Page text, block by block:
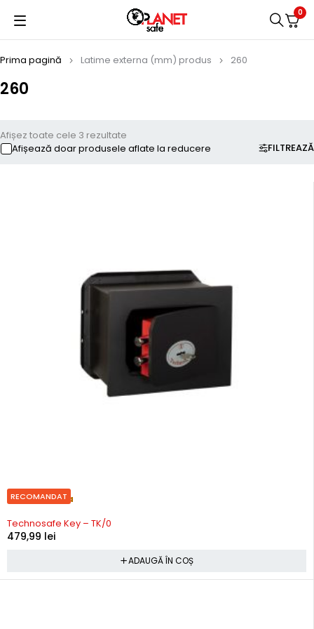
0
260
Prima pagină Latime externa (mm) produs 260
FILTREAZĂ
Afișez toate cele 3 rezultate
Afișează doar produsele aflate la reducere
RECOMANDAT
Precomanda
Technosafe Key – TK/0
479,99 lei
ADAUGĂ ÎN COȘ